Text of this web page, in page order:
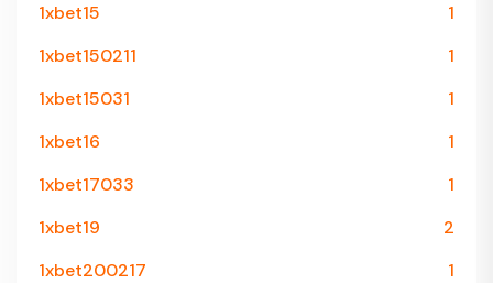
1xbet15
1
1xbet150211
1
1xbet15031
1
1xbet16
1
1xbet17033
1
1xbet19
2
1xbet200217
1